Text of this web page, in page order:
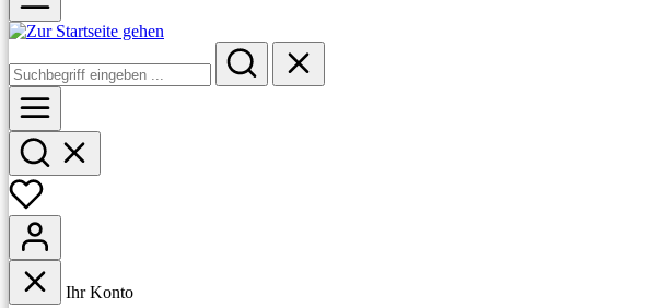
Ihr Konto